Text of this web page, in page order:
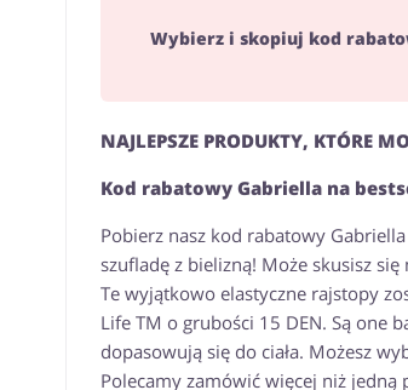
Wybierz i skopiuj kod
NAJLEPSZE PRODUKTY, KTÓRE
Kod rabatowy Gabriella na
Pobierz nasz kod rabatowy
szufladę z bielizną! Może skusisz
Te wyjątkowo elastyczne rajstopy
Life TM o grubości 15 DEN. Są one
dopasowują się do ciała. Możesz
Polecamy zamówić więcej niż jedną